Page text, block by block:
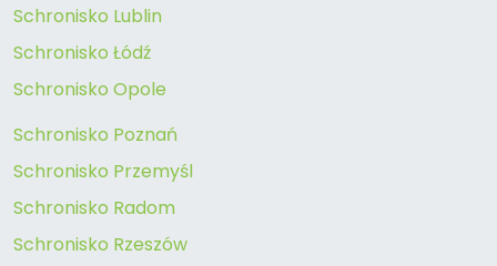
Schronisko Lublin
Schronisko Łódź
Schronisko Opole
Schronisko Poznań
Schronisko Przemyśl
Schronisko Radom
Schronisko Rzeszów